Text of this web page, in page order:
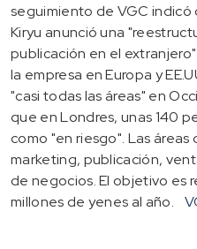
seguimiento de VGC indicó
Kiryu anunció una
publicación en el
la empresa en Europa y
"casi todas las áreas" en
que en Londres, unas 140
como "en riesgo". Las
marketing, publicación,
de negocios. El objetivo es
millones de yenes al año.